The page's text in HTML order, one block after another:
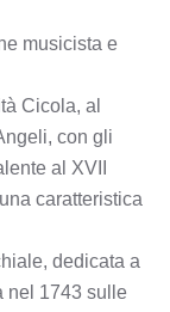
musicista e
Cicola, al
con gli
al XVII
caratteristica
dedicata a
nel 1743 sulle